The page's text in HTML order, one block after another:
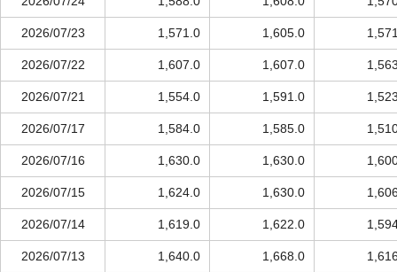
2026/07/23 1,571.0 1,605.0
2026/07/22 1,607.0 1,607.0
2026/07/21 1,554.0 1,591.0
2026/07/17 1,584.0 1,585.0
2026/07/16 1,630.0 1,630.0
2026/07/15 1,624.0 1,630.0
2026/07/14 1,619.0 1,622.0
2026/07/13 1,640.0 1,668.0